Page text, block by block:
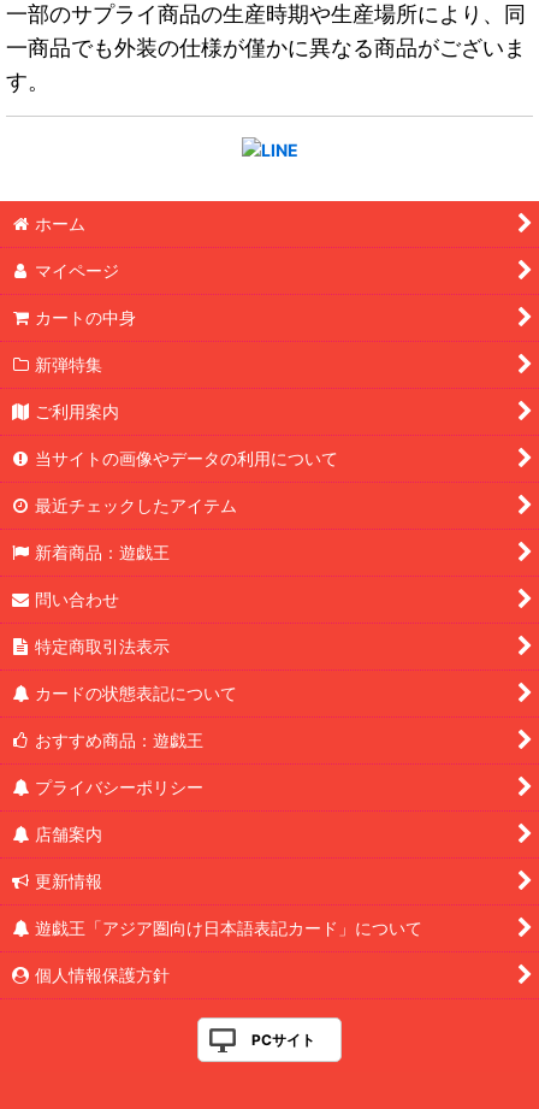
一部のサプライ商品の生産時期や生産場所により、同
一商品でも外装の仕様が僅かに異なる商品がございま
す。
ホーム
マイページ
カートの中身
新弾特集
ご利用案内
当サイトの画像やデータの利用について
最近チェックしたアイテム
新着商品：遊戯王
問い合わせ
特定商取引法表示
カードの状態表記について
おすすめ商品：遊戯王
プライバシーポリシー
店舗案内
更新情報
遊戯王「アジア圏向け日本語表記カード」について
個人情報保護方針
PCサイト